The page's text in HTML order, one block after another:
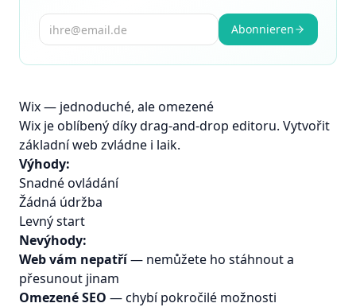
Abonnieren
Wix — jednoduché, ale omezené
Wix je oblíbený díky drag-and-drop editoru. Vytvořit
základní web zvládne i laik.
Výhody:
Snadné ovládání
Žádná údržba
Levný start
Nevýhody:
Web vám nepatří— nemůžete ho stáhnout a
přesunout jinam
Omezené SEO — chybí pokročilé možnosti